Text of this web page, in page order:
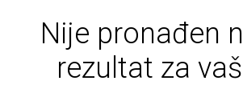
Nije pronađen
rezultat za